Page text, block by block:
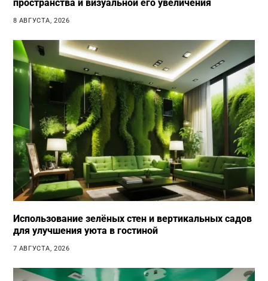
пространства и визуальной его увеличения
8 АВГУСТА, 2026
Использование зелёных стен и вертикальных садов
для улучшения уюта в гостиной
7 АВГУСТА, 2026